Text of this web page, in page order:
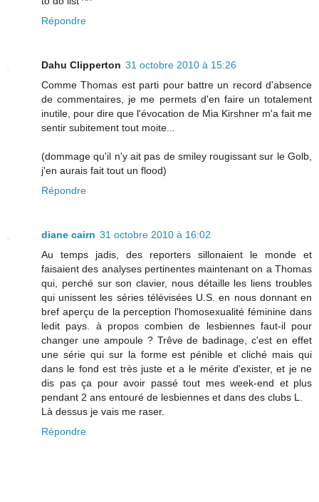
Répondre
Dahu Clipperton 31 octobre 2010 à 15:26
Comme Thomas est parti pour battre un record d'absence
de commentaires, je me permets d'en faire un totalement
inutile, pour dire que l'évocation de Mia Kirshner m'a fait me
sentir subitement tout moite...
(dommage qu'il n'y ait pas de smiley rougissant sur le Golb,
j'en aurais fait tout un flood)
Répondre
diane cairn 31 octobre 2010 à 16:02
Au temps jadis, des reporters sillonaient le monde et
faisaient des analyses pertinentes maintenant on a Thomas
qui, perché sur son clavier, nous détaille les liens troubles
qui unissent les séries télévisées U.S. en nous donnant en
bref aperçu de la perception l'homosexualité féminine dans
ledit pays. à propos combien de lesbiennes faut-il pour
changer une ampoule ? Trêve de badinage, c'est en effet
une série qui sur la forme est pénible et cliché mais qui
dans le fond est très juste et a le mérite d'exister, et je ne
dis pas ça pour avoir passé tout mes week-end et plus
pendant 2 ans entouré de lesbiennes et dans des clubs L.
Là dessus je vais me raser.
Répondre